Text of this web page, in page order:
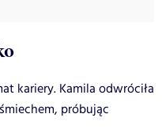
kariery. Kamila odwróciła
próbując